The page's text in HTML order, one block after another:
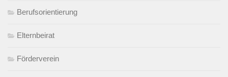
Berufsorientierung
Elternbeirat
Förderverein